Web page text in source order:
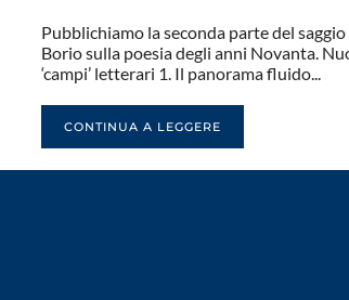
Pubblichiamo la seconda parte del
Borio sulla poesia degli anni Novanta.
‘campi’ letterari 1. Il panorama fluido...
CONTINUA A LEGGERE